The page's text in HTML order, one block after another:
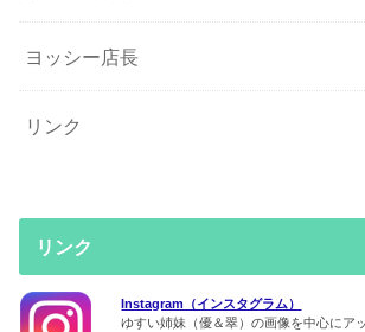
ヨッシー店長
リンク
リンク
Instagram（インスタグラム）
ゆすい姉妹（優＆翠）の画像を中心にア